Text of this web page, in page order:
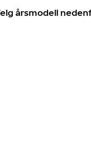
årsmodell